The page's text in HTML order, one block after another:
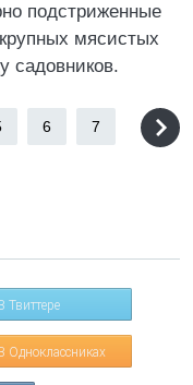
подстриженные
мясистых
садовников.
6 7
В Твиттере
В Одноклассниках